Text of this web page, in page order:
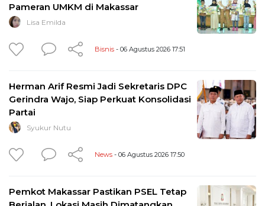
Pameran UMKM di Makassar
Lisa Emilda
Bisnis - 06 Agustus 2026 17:51
Herman Arif Resmi Jadi Sekretaris DPC
Gerindra Wajo, Siap Perkuat Konsolidasi
Partai
Syukur Nutu
News - 06 Agustus 2026 17:50
Pemkot Makassar Pastikan PSEL Tetap